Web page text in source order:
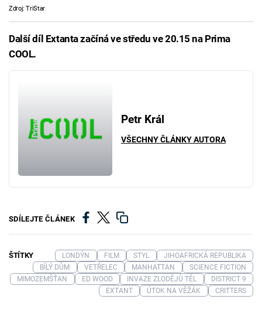
Zdroj: TriStar
Další díl Extanta začíná ve středu ve 20.15 na Prima
COOL.
Petr Král
VŠECHNY ČLÁNKY AUTORA
SDÍLEJTE ČLÁNEK
ŠTÍTKY LONDÝN FILM STYL
JIHOAFRICKÁ REPUBLIKA
BÍLÝ DŮM
VETŘELEC MANHATTAN
SCIENCE FICTION
MIMOZEMŠŤAN
ED WOOD INVAZE ZLODĚJŮ TĚL
DISTRICT 9
EXTANT
ÚTOK NA VĚŽÁK CRITTERS